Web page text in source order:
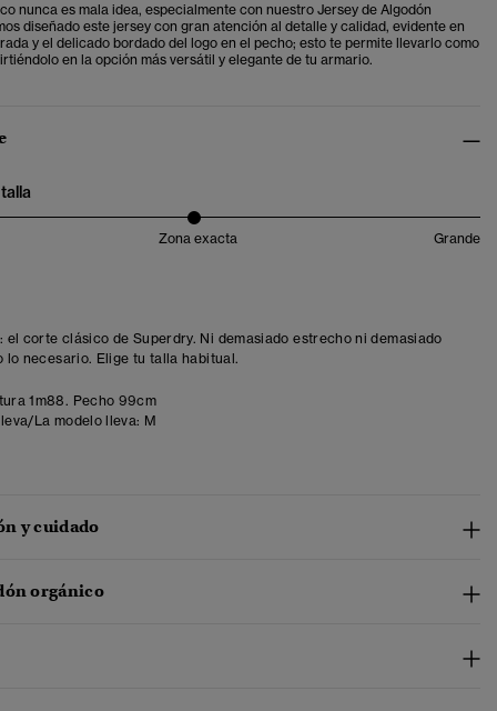
nunca es mala idea, especialmente con nuestro Jersey de Algodón
diseñado este jersey con gran atención al detalle y calidad, evidente en
y el delicado bordado del logo en el pecho; esto te permite llevarlo como
en la opción más versátil y elegante de tu armario.
Zona exacta Grande
el corte clásico de Superdry. Ni demasiado estrecho ni demasiado
lo necesario. Elige tu talla habitual.
1m88. Pecho 99cm
La modelo lleva: M
y cuidado
orgánico